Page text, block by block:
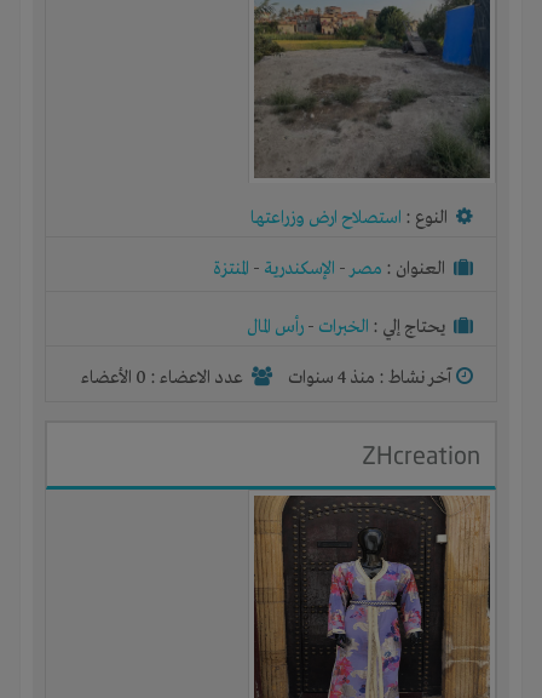
النوع : استصلاح ارض وزراعتها
العنوان : مصر- الإسكندرية - المنتزة
يحتاج إلي : الخبرات - رأس المال
آخر نشاط : منذ 4 سنوات عدد الاعضاء : 0 الأعضاء
ZHcreation